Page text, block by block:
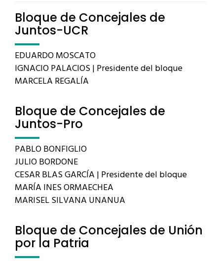
Bloque de Concejales de
Juntos-UCR
EDUARDO MOSCATO
IGNACIO PALACIOS | Presidente del bloque
MARCELA REGALÍA
Bloque de Concejales de
Juntos-Pro
PABLO BONFIGLIO
JULIO BORDONE
CESAR BLAS GARCÍA | Presidente del bloque
MARÍA INES ORMAECHEA
MARISEL SILVANA UNANUA
Bloque de Concejales de Unión
por la Patria